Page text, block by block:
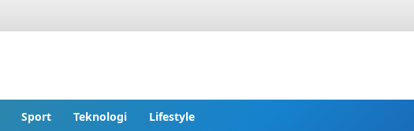
Sport Teknologi Lifestyle